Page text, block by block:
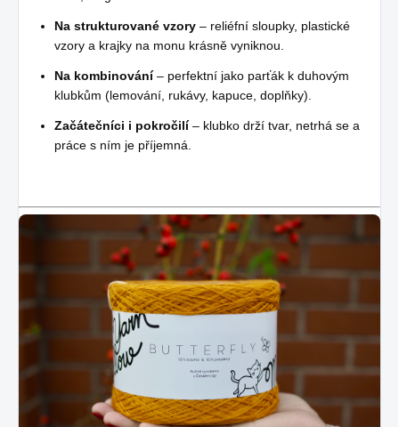
Na strukturované vzory – reliéfní sloupky, plastické
vzory a krajky na monu krásně vyniknou.
Na kombinování– perfektní jako parťák k duhovým
klubkům (lemování, rukávy, kapuce, doplňky).
Začátečníci i pokročilí– klubko drží tvar, netrhá se a
práce s ním je příjemná.